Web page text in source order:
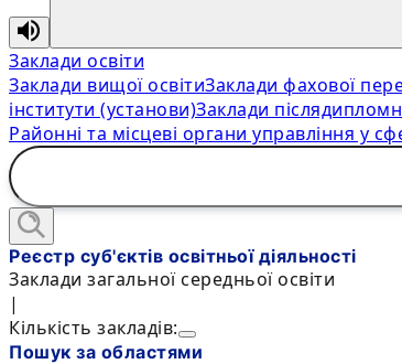
Заклади освіти
Заклади вищої освітиЗаклади фахової
інститути (установи)Заклади
Районні та місцеві органи управління у
Реєстр суб'єктів освітньої діяльності
Заклади загальної середньої освіти
|
Кількість закладів:
Пошук за областями